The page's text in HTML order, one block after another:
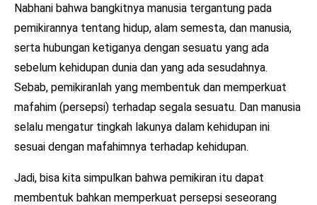
Nabhani bahwa bangkitnya manusia tergantung pada
pemikirannya tentang hidup, alam semesta, dan manusia,
serta hubungan ketiganya dengan sesuatu yang ada
sebelum kehidupan dunia dan yang ada sesudahnya.
Sebab, pemikiranlah yang membentuk dan memperkuat
mafahim (persepsi) terhadap segala sesuatu. Dan manusia
selalu mengatur tingkah lakunya dalam kehidupan ini
sesuai dengan mafahimnya terhadap kehidupan.
Jadi, bisa kita simpulkan bahwa pemikiran itu dapat
membentuk bahkan memperkuat persepsi seseorang